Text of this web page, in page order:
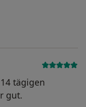
tägigen
gut.